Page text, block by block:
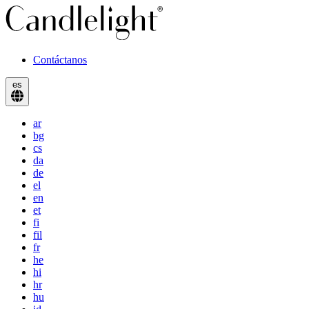
Contáctanos
es
ar
bg
cs
da
de
el
en
et
fi
fil
fr
he
hi
hr
hu